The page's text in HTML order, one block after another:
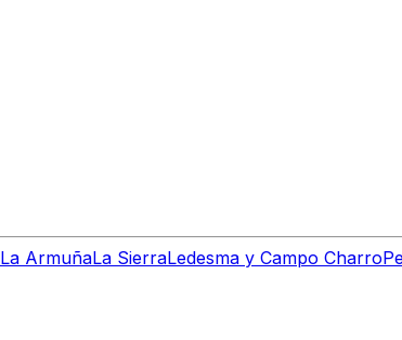
La ArmuñaLa SierraLedesma y Campo Charro